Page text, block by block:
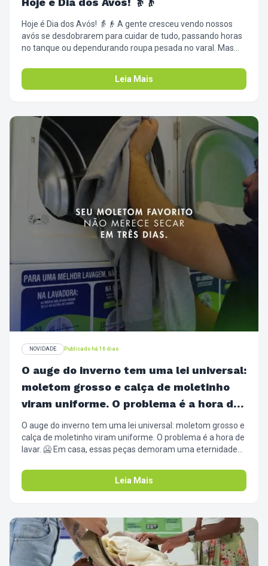
Hoje é Dia dos Avós! 👵👴 A gente cresceu vendo nossos
avós se desdobrarem para cuidar de tudo, passando horas
no tanque ou dependurando roupa pesada no varal. Mas
gente. Que tal passar lá, pegar os edredons, cobertores e
toalhas pesadas que dão tanto trabalho de lavar no inverno,
para aquelas histórias que só eles sabem contar. ❤️
Leia Mais
NOVIDADE Publicado há 16 dias
O auge do inverno tem uma lei universal:
moletom grosso e calça de moletinho
viram uniforme. O problema é a hora de
lavar. 🥶
O auge do inverno tem uma lei universal: moletom grosso e
calça de moletinho viram uniforme. O problema é a hora de
lavar. 🥶 Em casa, essas peças demoram uma eternidade
ficam com aquele cheiro de umidade no capuz. Nossa
secadora industrial tem ar quente circulando no tambor
Leia Mais